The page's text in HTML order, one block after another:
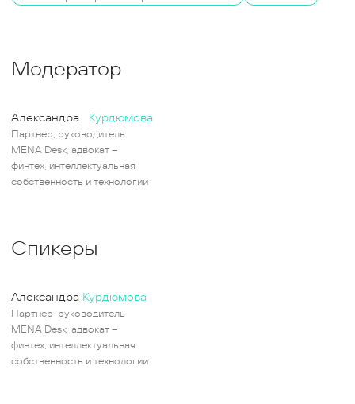
Модератор
Александра Курдюмова
Партнер, руководитель
MENA Desk, адвокат –
финтех, интеллектуальная
собственность и технологии
Спикеры
Александра Курдюмова
Партнер, руководитель
MENA Desk, адвокат –
финтех, интеллектуальная
собственность и технологии